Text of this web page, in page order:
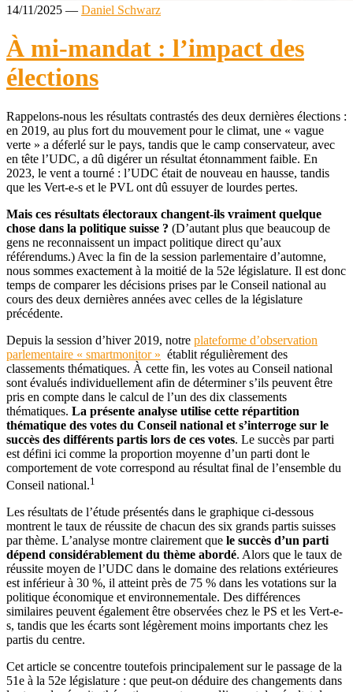
14/11/2025 — Daniel Schwarz
À mi-mandat : l’impact des
élections
Rappelons-nous les résultats contrastés des deux dernières élections :
en 2019, au plus fort du mouvement pour le climat, une « vague
verte » a déferlé sur le pays, tandis que le camp conservateur, avec
en tête l’UDC, a dû digérer un résultat étonnamment faible. En
2023, le vent a tourné : l’UDC était de nouveau en hausse, tandis
que les Vert-e-s et le PVL ont dû essuyer de lourdes pertes.
Mais ces résultats électoraux changent-ils vraiment quelque
chose dans la politique suisse ? (D’autant plus que beaucoup de
gens ne reconnaissent un impact politique direct qu’aux
référendums.) Avec la fin de la session parlementaire d’automne,
nous sommes exactement à la moitié de la 52e législature. Il est donc
temps de comparer les décisions prises par le Conseil national au
cours des deux dernières années avec celles de la législature
précédente.
Depuis la session d’hiver 2019, notre plateforme d’observation
parlementaire « smartmonitor » établit régulièrement des
classements thématiques. À cette fin, les votes au Conseil national
sont évalués individuellement afin de déterminer s’ils peuvent être
pris en compte dans le calcul de l’un des dix classements
thématiques. La présente analyse utilise cette répartition
thématique des votes du Conseil national et s’interroge sur le
succès des différents partis lors de ces votes. Le succès par parti
est défini ici comme la proportion moyenne d’un parti dont le
comportement de vote correspond au résultat final de l’ensemble du
Conseil national.1
Les résultats de l’étude présentés dans le graphique ci-dessous
montrent le taux de réussite de chacun des six grands partis suisses
par thème. L’analyse montre clairement que le succès d’un parti
dépend considérablement du thème abordé. Alors que le taux de
réussite moyen de l’UDC dans le domaine des relations extérieures
est inférieur à 30 %, il atteint près de 75 % dans les votations sur la
politique économique et environnementale. Des différences
similaires peuvent également être observées chez le PS et les Vert-e-
s, tandis que les écarts sont légèrement moins importants chez les
partis du centre.
Cet article se concentre toutefois principalement sur le passage de la
51e à la 52e législature : que peut-on déduire des changements dans